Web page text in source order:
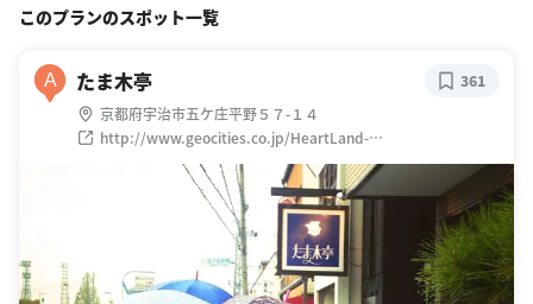
このプランのスポット一覧
A たま木亭
京都府宇治市五ケ庄平野５７-１４
http://www.geocities.co.jp/HeartLand-
Hanamizuki/4645/bakery26.htm
361